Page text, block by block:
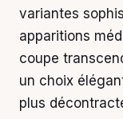
variantes
apparitions
coupe
un choix
plus